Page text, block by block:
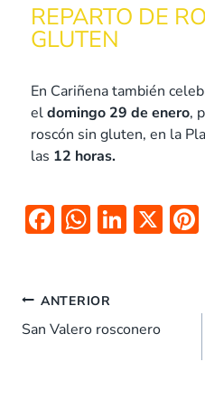
REPARTO DE
GLUTEN
En Cariñena también
eldomingo 29 de enero,
roscón sin gluten, en la
las 12 horas.
F
b
o
W
s
A
Li
dI
X
ANTERIOR
San Valero rosconero